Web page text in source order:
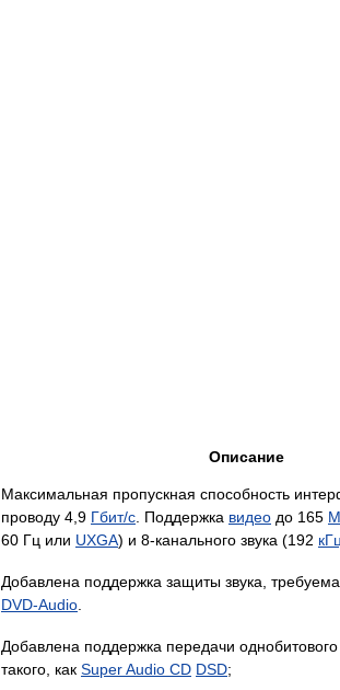
Описание
Максимальная пропускная способность
проводу 4,9 Гбит/с. Поддержка видео до 165
60 Гц или UXGA) и 8-канального звука (192
Добавлена поддержка защиты звука,
DVD-Audio.
Добавлена поддержка передачи
такого, как Super Audio CD DSD;